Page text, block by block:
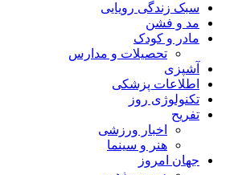
سبک زندگی رویایی
مد و فشن
مادر و کودک
تحصیلات و مدارس
آشپزی
اطلاعات پزشکی
تکنولوژی روز
تفریح
اخبار ورزشی
هنر و سینما
جهان امروز